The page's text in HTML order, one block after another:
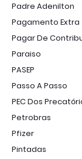
Padre Adenilton
Pagamento Extra
Pagar De
Paraiso
PASEP
Passo A Passo
PEC Dos
Petrobras
Pfizer
Pintadas